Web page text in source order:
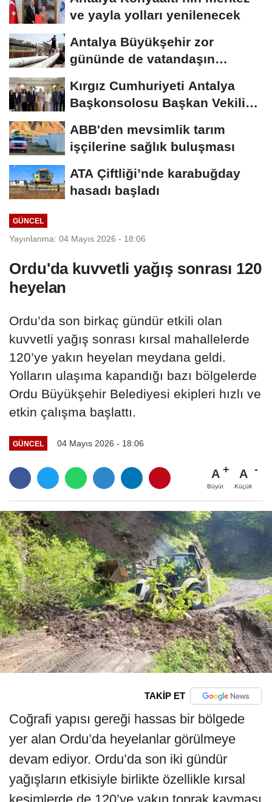
ve yayla yolları yenilenecek
Antalya Büyükşehir zor
gününde de vatandaşın
Kırgız Cumhuriyeti Antalya
Başkonsolosu Başkan Vekili
ABB'den mevsimlik tarım
işçilerine sağlık buluşması
ATA Çiftliği’nde karabuğday
hasadı başladı
GÜNCEL
Yayınlanma: 04 Mayıs 2026 - 18:06
Ordu'da kuvvetli yağış sonrası 120
heyelan
Ordu’da son birkaç gündür etkili olan
kuvvetli yağış sonrası kırsal mahallelerde
120’ye yakın heyelan meydana geldi.
Yolların ulaşıma kapandığı bazı bölgelerde
Ordu Büyükşehir Belediyesi ekipleri hızlı ve
etkin çalışma başlattı.
GÜNCEL 04 Mayıs 2026 - 18:06
A
Büyüt
A
Küçült
TAKİP ET
Coğrafi yapısı gereği hassas bir bölgede
yer alan Ordu’da heyelanlar görülmeye
devam ediyor. Ordu’da son iki gündür
yağışların etkisiyle birlikte özellikle kırsal